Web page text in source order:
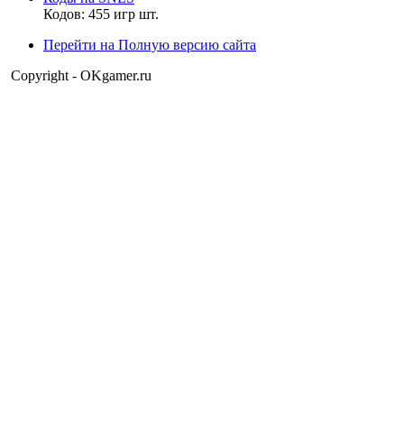
Матвей2014
Ладно. Смейся сколько тебе захочется. Пожалуйста.
Кодов: 455 игр шт.
Перейти на Полную версию сайта
Copyright - OKgamer.ru